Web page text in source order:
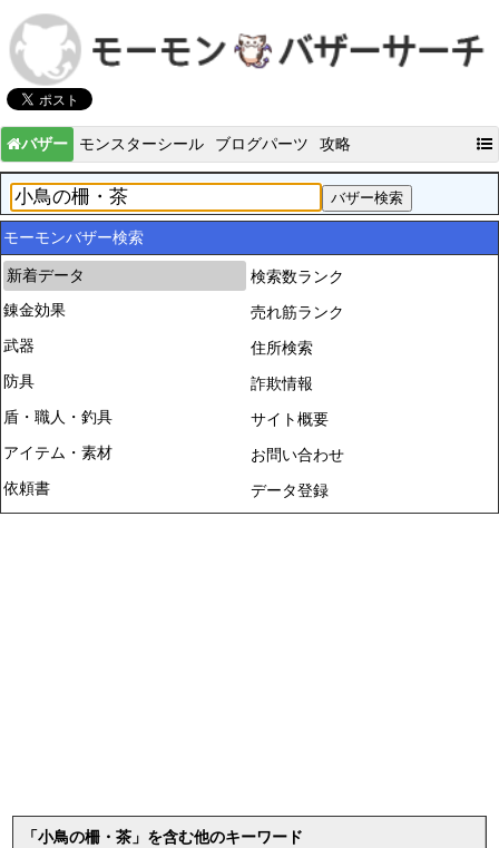
バザー モンスターシール ブログパーツ 攻略
モーモンバザー検索
新着データ
錬金効果
武器
防具
盾・職人・釣具
アイテム・素材
依頼書
検索数ランク
売れ筋ランク
住所検索
詐欺情報
サイト概要
お問い合わせ
データ登録
「小鳥の柵・茶」を含む他のキーワード